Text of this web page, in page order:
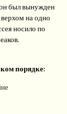
был вынужден
на одно
носило по
порядке: